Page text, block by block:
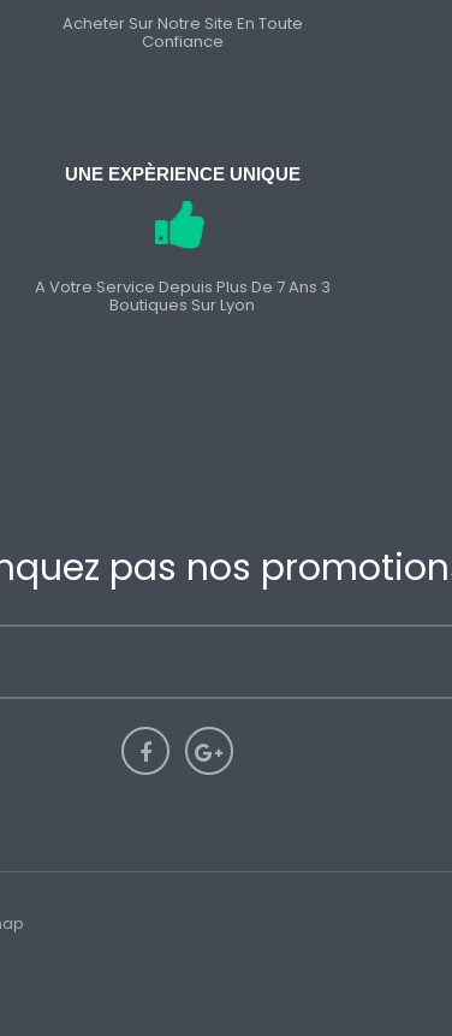
Acheter Sur Notre Site En Toute
Confiance
UNE EXPÈRIENCE UNIQUE
A Votre Service Depuis Plus De 7 Ans 3
Boutiques Sur Lyon
pas nos